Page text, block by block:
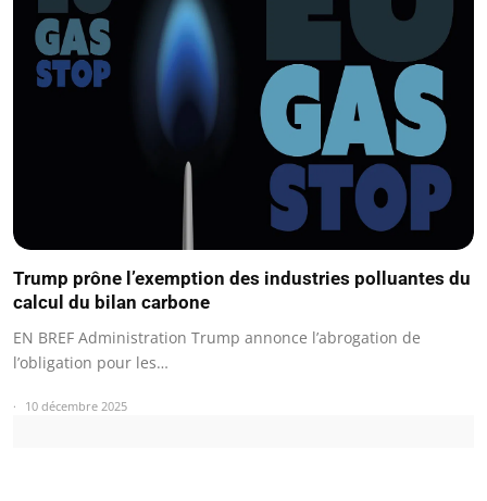
Trump prône l’exemption des industries polluantes du
calcul du bilan carbone
EN BREF Administration Trump annonce l’abrogation de
l’obligation pour les…
10 décembre 2025